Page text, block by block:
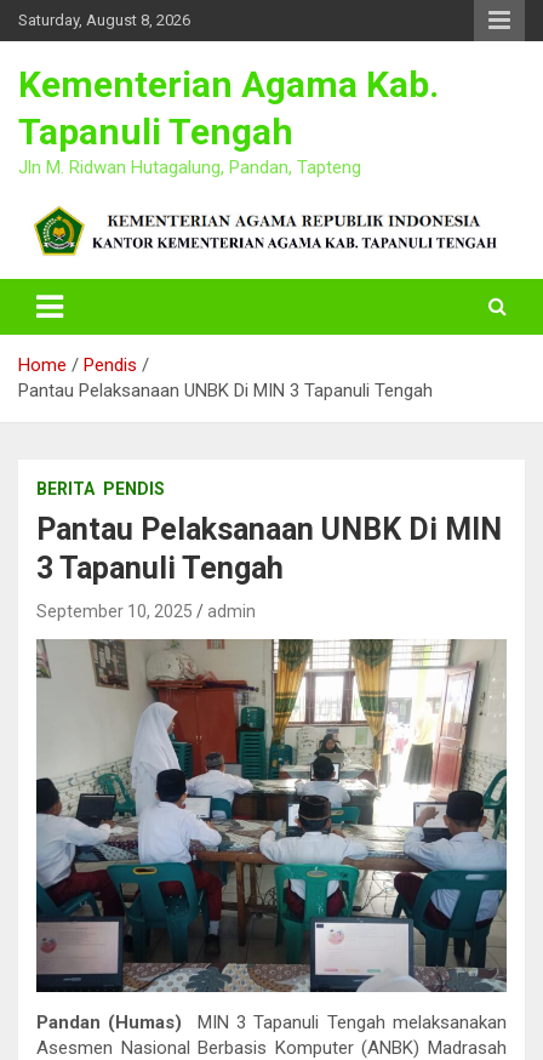
Skip
to
Saturday, August 8, 2026
Kementerian Agama Kab.
Tapanuli Tengah
Jln M. Ridwan Hutagalung, Pandan, Tapteng
Home
Pendis
Pantau Pelaksanaan UNBK Di MIN 3 Tapanuli Tengah
BERITA PENDIS
Pantau Pelaksanaan UNBK Di MIN
3 Tapanuli Tengah
September 10, 2025 admin
Pandan (Humas)
MIN 3 Tapanuli Tengah melaksanakan
Asesmen Nasional Berbasis Komputer (ANBK) Madrasah